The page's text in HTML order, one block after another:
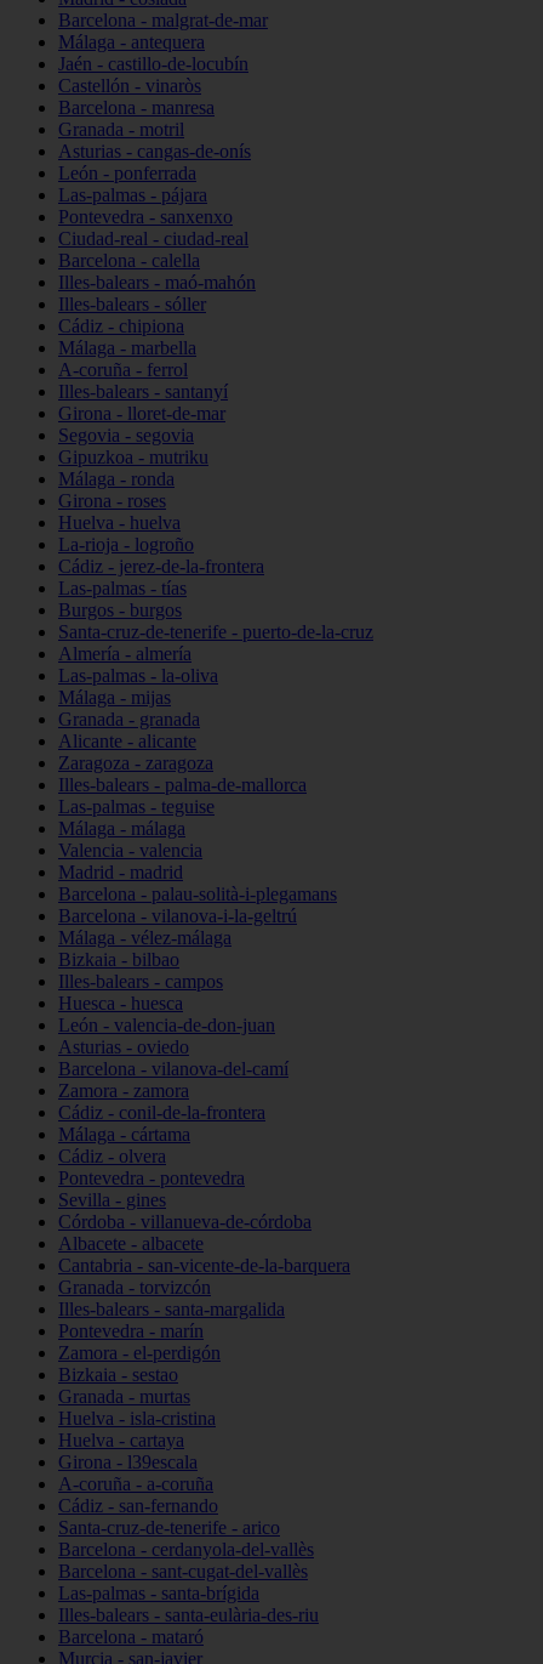
Barcelona - malgrat-de-mar
Málaga - antequera
Jaén - castillo-de-locubín
Castellón - vinaròs
Barcelona - manresa
Granada - motril
Asturias - cangas-de-onís
León - ponferrada
Las-palmas - pájara
Pontevedra - sanxenxo
Ciudad-real - ciudad-real
Barcelona - calella
Illes-balears - maó-mahón
Illes-balears - sóller
Cádiz - chipiona
Málaga - marbella
A-coruña - ferrol
Illes-balears - santanyí
Girona - lloret-de-mar
Segovia - segovia
Gipuzkoa - mutriku
Málaga - ronda
Girona - roses
Huelva - huelva
La-rioja - logroño
Cádiz - jerez-de-la-frontera
Las-palmas - tías
Burgos - burgos
Santa-cruz-de-tenerife - puerto-de-la-cruz
Almería - almería
Las-palmas - la-oliva
Málaga - mijas
Granada - granada
Alicante - alicante
Zaragoza - zaragoza
Illes-balears - palma-de-mallorca
Las-palmas - teguise
Málaga - málaga
Valencia - valencia
Madrid - madrid
Barcelona - palau-solità-i-plegamans
Barcelona - vilanova-i-la-geltrú
Málaga - vélez-málaga
Bizkaia - bilbao
Illes-balears - campos
Huesca - huesca
León - valencia-de-don-juan
Asturias - oviedo
Barcelona - vilanova-del-camí
Zamora - zamora
Cádiz - conil-de-la-frontera
Málaga - cártama
Cádiz - olvera
Pontevedra - pontevedra
Sevilla - gines
Córdoba - villanueva-de-córdoba
Albacete - albacete
Cantabria - san-vicente-de-la-barquera
Granada - torvizcón
Illes-balears - santa-margalida
Pontevedra - marín
Zamora - el-perdigón
Bizkaia - sestao
Granada - murtas
Huelva - isla-cristina
Huelva - cartaya
Girona - l39escala
A-coruña - a-coruña
Cádiz - san-fernando
Santa-cruz-de-tenerife - arico
Barcelona - cerdanyola-del-vallès
Barcelona - sant-cugat-del-vallès
Las-palmas - santa-brígida
Illes-balears - santa-eulària-des-riu
Barcelona - mataró
Murcia - san-javier